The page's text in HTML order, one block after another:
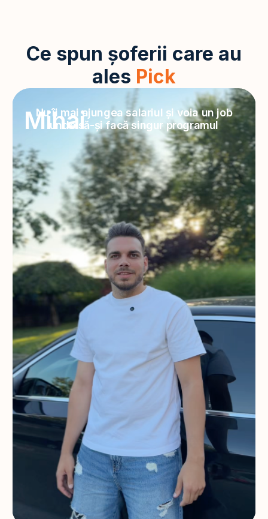
Ce spun șoferii care au
ales Pick
Nu îi mai ajungea salariul și voia un job
unde să-și facă singur programul
Mihai